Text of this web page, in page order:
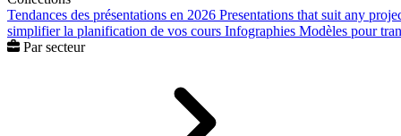
Tendances des présentations en 2026 Presentations that suit any
simplifier la planification de vos cours Infographies Modèles pour
Par secteur